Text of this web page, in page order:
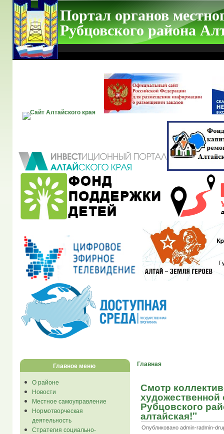
Портал органов
Рубцовского района
Главное меню
О районе
Новости
Местное самоуправление
Нормотворческая
деятельность
Стратегия социально-
Главная
Смотр
Рубцовского
алтайская!"
Опубликовано admin-radmin-